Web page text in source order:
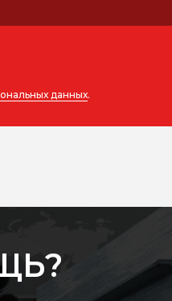
данных.